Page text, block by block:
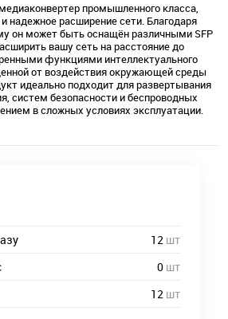
промышленного класса,
надежное расширение сети. Благодаря
он может быть оснащён различными SFP
вашу сеть на расстояние до
функциями интеллектуального
от воздействия окружающей среды
идеально подходит для развертывания
систем безопасности и беспроводных
в сложных условиях эксплуатации.
12 шт
0 шт
12 шт